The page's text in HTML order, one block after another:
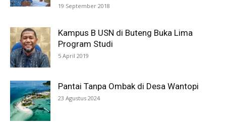
19 September 2018
Kampus B USN di Buteng Buka Lima
Program Studi
5 April 2019
Pantai Tanpa Ombak di Desa Wantopi
23 Agustus 2024